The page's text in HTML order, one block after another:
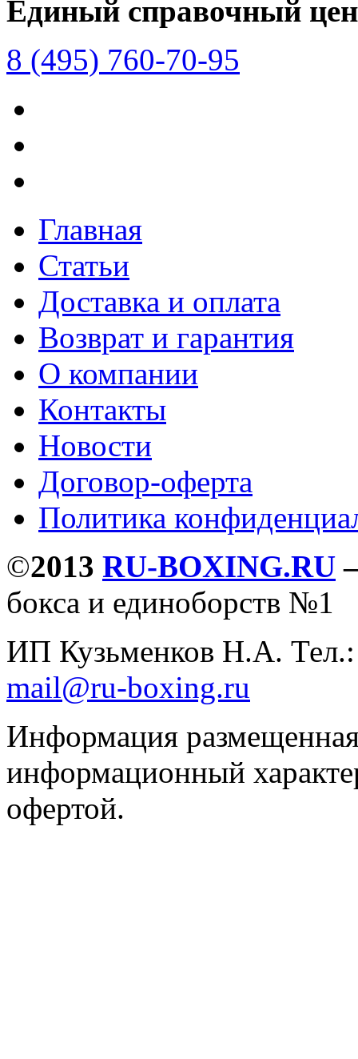
Единый справочный
8 (495) 760-70-95
Главная
Статьи
Доставка и оплата
Возврат и гарантия
О компании
Контакты
Новости
Договор-оферта
Политика
©2013 RU-BOXING.RU
бокса и единоборств №1
ИП Кузьменков Н.А.
mail@ru-boxing.ru
Информация
информационный
офертой.